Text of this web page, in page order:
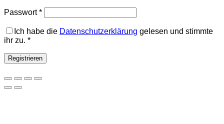
Passwort*Erforderlich
Ich habe die Datenschutzerklärung gelesen und stimmte
ihr zu. *
Registrieren